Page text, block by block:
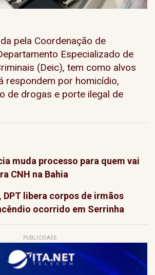
pela Coordenação de
Especializado de
(Deic), tem como alvos
respondem por homicídio,
de drogas e porte ilegal de
muda processo para quem vai
CNH na Bahia
DPT libera corpos de irmãos
ocorrido em Serrinha
PUBLICIDADE